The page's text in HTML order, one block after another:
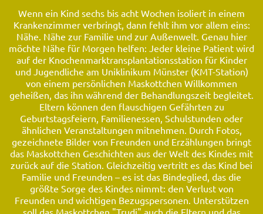
Wenn ein Kind sechs bis acht Wochen isoliert in einem
Krankenzimmer verbringt, dann fehlt ihm vor allem eins:
Nähe. Nähe zur Familie und zur Außenwelt. Genau hier
möchte Nähe für Morgen helfen: Jeder kleine Patient wird
auf der Knochenmarktransplantationsstation für Kinder
und Jugendliche am Uniklinikum Münster (KMT-Station)
von einem persönlichen Maskottchen Willkommen
geheißen, das ihn während der Behandlungszeit begleitet.
Eltern können den flauschigen Gefährten zu
Geburtstagsfeiern, Familienessen, Schulstunden oder
ähnlichen Veranstaltungen mitnehmen. Durch Fotos,
gezeichnete Bilder von Freunden und Erzählungen bringt
das Maskottchen Geschichten aus der Welt des Kindes mit
zurück auf die Station. Gleichzeitig vertritt es das Kind bei
Familie und Freunden – es ist das Bindeglied, das die
größte Sorge des Kindes nimmt: den Verlust von
Freunden und wichtigen Bezugspersonen. Unterstützen
soll das Maskottchen "Trudi" auch die Eltern und das